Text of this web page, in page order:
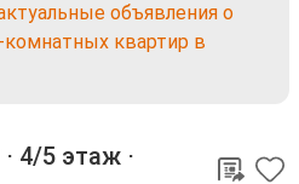
объявления о
комнатных квартир в
⋅ 4/5 этаж ⋅